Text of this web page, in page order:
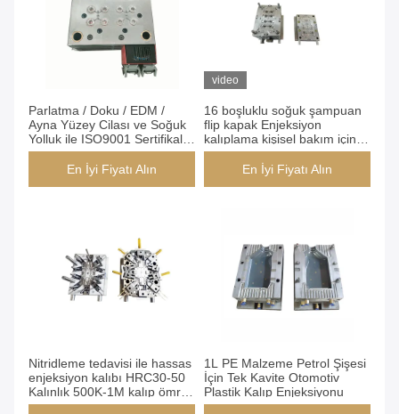
Parlatma / Doku / EDM /
Ayna Yüzey Cilası ve Soğuk
Yolluk ile ISO9001 Sertifikalı
Plastik Şişe Kalıbı
En İyi Fiyatı Alın
video
16 boşluklu soğuk şampuan
flip kapak Enjeksiyon
kalıplama kişisel bakım için
şişe serisi
En İyi Fiyatı Alın
Nitridleme tedavisi ile hassas
enjeksiyon kalıbı HRC30-50
Kalınlık 500K-1M kalıp ömrü
için
1L PE Malzeme Petrol Şişesi
İçin Tek Kavite Otomotiv
Plastik Kalıp Enjeksiyonu